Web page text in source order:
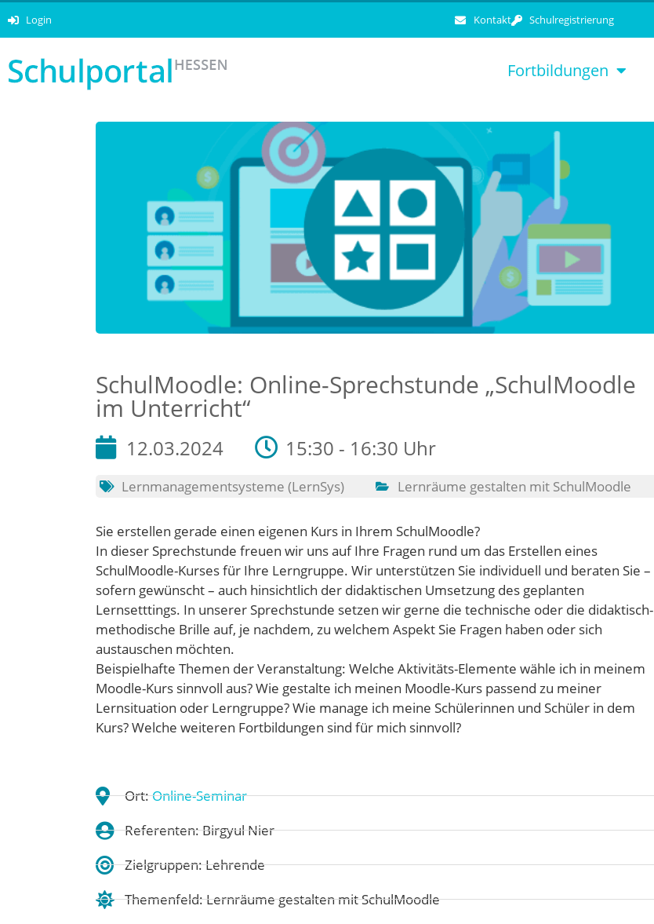
Login Kontakt Schulregistrierung
Fortbildungen
SchulMoodle: Online-Sprechstunde „SchulMoodle
im Unterricht“
12.03.2024 15:30 - 16:30 Uhr
Lernmanagementsysteme (LernSys) Lernräume gestalten mit SchulMoodle
Sie erstellen gerade einen eigenen Kurs in Ihrem SchulMoodle?
In dieser Sprechstunde freuen wir uns auf Ihre Fragen rund um das Erstellen eines
SchulMoodle-Kurses für Ihre Lerngruppe. Wir unterstützen Sie individuell und beraten Sie –
sofern gewünscht – auch hinsichtlich der didaktischen Umsetzung des geplanten
Lernsetttings. In unserer Sprechstunde setzen wir gerne die technische oder die didaktisch-
methodische Brille auf, je nachdem, zu welchem Aspekt Sie Fragen haben oder sich
austauschen möchten.
Beispielhafte Themen der Veranstaltung: Welche Aktivitäts-Elemente wähle ich in meinem
Moodle-Kurs sinnvoll aus? Wie gestalte ich meinen Moodle-Kurs passend zu meiner
Lernsituation oder Lerngruppe? Wie manage ich meine Schülerinnen und Schüler in dem
Kurs? Welche weiteren Fortbildungen sind für mich sinnvoll?
Ort:Online-Seminar
Referenten: Birgyul Nier
Zielgruppen: Lehrende
Themenfeld:Lernräume gestalten mit SchulMoodle